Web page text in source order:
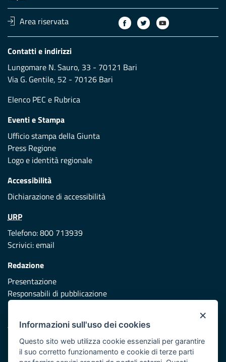
Area riservata
Contatti e indirizzi
Lungomare N. Sauro, 33 - 70121 Bari
Via G. Gentile, 52 - 70126 Bari
Elenco PEC e Rubrica
Eventi e Stampa
Ufficio stampa della Giunta
Press Regione
Logo e identità regionale
Accessibilità
Dichiarazione di accessibilità
URP
Telefono: 800 713939
Scrivici:email
Redazione
Presentazione
Responsabili di pubblicazione
Vai al sito di Protezione Civile Puglia
Iniziativa finanziata con risorse del POR Puglia 2014/2020 -
×
Informazioni sull'uso dei cookies
Questo sito web utilizza cookie essenziali per garantire
il suo corretto funzionamento e cookie di terze parti